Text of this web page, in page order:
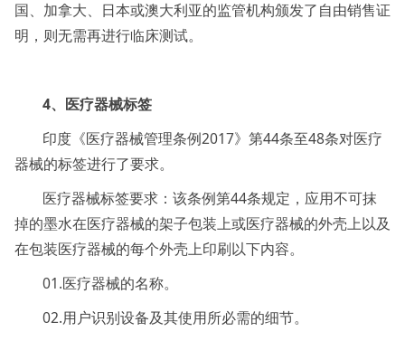
国、加拿大、日本或澳大利亚的监管机构颁发了自由销售证
明，则无需再进行临床测试。
4、医疗器械标签
印度《医疗器械管理条例2017》第44条至48条对医疗
器械的标签进行了要求。
医疗器械标签要求：该条例第44条规定，应用不可抹
掉的墨水在医疗器械的架子包装上或医疗器械的外壳上以及
在包装医疗器械的每个外壳上印刷以下内容。
01.医疗器械的名称。
02.用户识别设备及其使用所必需的细节。